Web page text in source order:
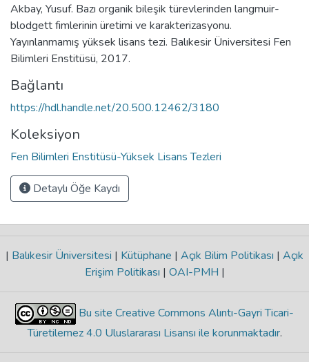
Akbay, Yusuf. Bazı organik bileşik türevlerinden langmuir-
blodgett fimlerinin üretimi ve karakterizasyonu.
Yayınlanmamış yüksek lisans tezi. Balıkesir Üniversitesi Fen
Bilimleri Enstitüsü, 2017.
Bağlantı
https://hdl.handle.net/20.500.12462/3180
Koleksiyon
Fen Bilimleri Enstitüsü-Yüksek Lisans Tezleri
Detaylı Öğe Kaydı
| Balıkesir Üniversitesi | Kütüphane | Açık Bilim Politikası | Açık
Erişim Politikası | OAI-PMH |
Bu site Creative Commons Alıntı-Gayri Ticari-
Türetilemez 4.0 Uluslararası Lisansı ile korunmaktadır.